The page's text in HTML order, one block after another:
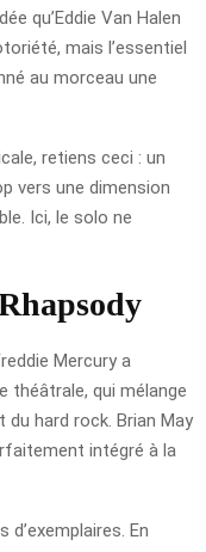
qu’Eddie Van Halen
mais l’essentiel
au morceau une
retiens ceci : un
vers une dimension
Ici, le solo ne
Mercury a
théâtrale, qui mélange
du hard rock. Brian May
intégré à la
d’exemplaires. En